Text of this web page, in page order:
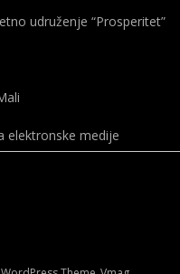
udruženje “Prosperitet”
elektronske medije